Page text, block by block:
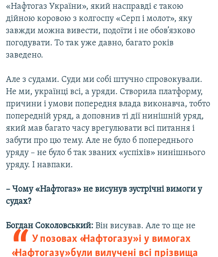
«Нафтогаз України», який насправді є такою
дійною коровою з колгоспу «Серп і молот», яку
завжди можна вивести, подоїти і не обов’язково
погодувати. То так уже давно, багато років
заведено.
Але з судами. Суди ми собі штучно спровокували.
Не ми, українці всі, а уряди. Створила платформу,
причини і умови попередня влада виконавча, тобто
попередній уряд, а доповнив ті дії нинішній уряд,
який мав багато часу врегулювати всі питання і
забути про цю тему. Але не було б попереднього
уряду – не було б так званих «успіхів» нинішнього
уряду. І навпаки.
– Чому «Нафтогаз» не висунув зустрічні вимоги у
судах?
Богдан Соколовський:
У позовах «Нафтогазу» і у вимогах
«Нафтогазу» були вилучені всі прізвища
Він висував. Але то ще не